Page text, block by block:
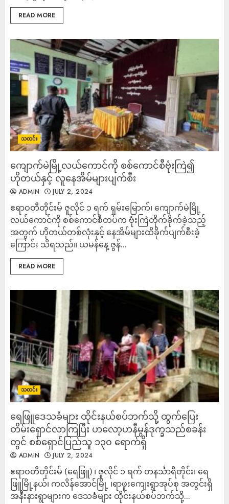
READ MORE
သတင်း
ကျောက်မဲမြို့လယ်ကောင်ကို စစ်ကောင်စီဗုံးကြဲ၍
ဟိုတယ်နှင့် လူနေအိမ်များပျက်စီး
ADMIN JULY 2, 2024
ဧရာဝတီတိုင်းမ် ဇူလိုင် ၁ ရက် ရှမ်းမြောက်၊ ကျောက်မဲမြို့
လယ်ကောင်ကို စစ်ကောင်စီတပ်က ဗုံးကြဲတိုက်ခိုက်ခဲ့သည့်
အတွက် ဟိုတယ်တစ်လုံးနှင့် နေအိမ်များထိခိုက်ပျက်စီးခဲ့
ကြောင်း သိရသည်။ ယမန်နေ့ ဇွန်...
READ MORE
သတင်း
ရေဖြူဒေသခံများ ထိုင်းနယ်စပ်ဘက်သို့ ထွက်ပြေး
တိမ်းရှောင်လာကြပြီး ဟလော့ဟနီမွန်ဒုက္ခသည်စခန်း
တွင် စစ်ရှောင်ပြည်သူ ၁၃၀ ရောက်ရှိ
ADMIN JULY 2, 2024
ဧရာဝတီတိုင်းမ် (ရေဖြူ) ၊ ဇူလိုင် ၁ ရက် တနင်္သာရီတိုင်း၊ ရေ
ဖြူမြို့နယ်၊ ကလိန်အောင်မြို့ ၊ရာဖူးကျေးရွာအုပ်စု အတွင်းရှိ
အနီးနားရွာများက ဒေသခံများ ထိုင်းနယ်စပ်ဘက်သို့...